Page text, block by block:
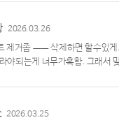
2026.03.26
제거좀 ㅡㅡ 삭제하면 할수있
야되는게 너무가혹함. 그래서
2026.03.25